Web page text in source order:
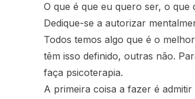
O que é que eu quero ser, o
Dedique-se a autorizar
Todos temos algo que é o
têm isso definido, outras não.
faça psicoterapia.
A primeira coisa a fazer é